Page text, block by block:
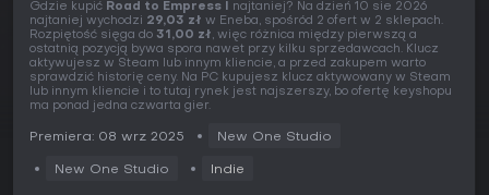
Gdzie kupić Road to Empress I najtaniej? Na dzień 10 sie 2026
najtaniej wychodzi 29,03 zł w Eneba, spośród 2 ofert w 2 sklepach.
Rozpiętość sięga do 31,00 zł, więc różnica między pierwszą a
ostatnią pozycją bywa spora nawet przy kilku sprzedawcach. Klucz
aktywujesz w Steam lub innym kliencie, a przed zakupem warto
sprawdzić historię ceny. Na PC kupujesz klucz aktywowany w Steam
lub innym kliencie i to tutaj rynek jest najszerszy, bo ofertę keyshopu
ma ponad jedna czwarta gier.
Premiera: 08 wrz 2025 New One Studio
New One Studio Indie